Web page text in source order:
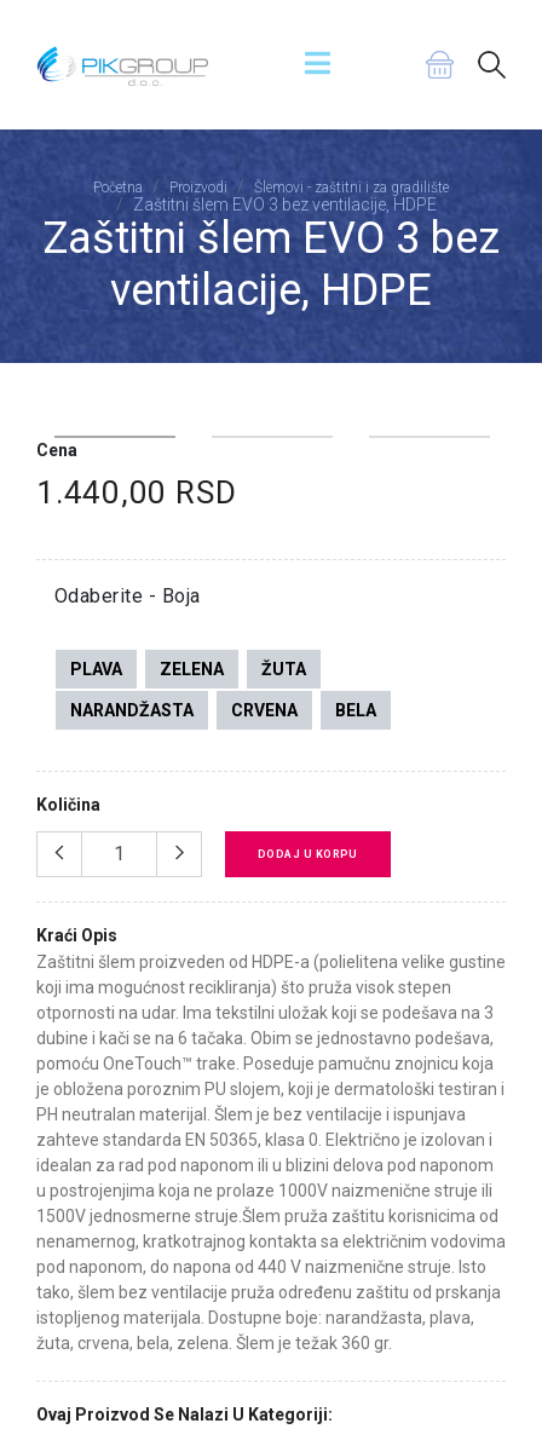
Početna Proizvodi Šlemovi - zaštitni i za gradilište
Zaštitni šlem EVO 3 bez ventilacije, HDPE
Zaštitni šlem EVO 3 bez
ventilacije, HDPE
Cena
1.440,00 RSD
Odaberite - Boja
PLAVA ZELENA ŽUTA
NARANDŽASTA CRVENA BELA
Količina
DODAJ U KORPU
Kraći Opis
Zaštitni šlem proizveden od HDPE-a (polielitena velike gustine
koji ima mogućnost recikliranja) što pruža visok stepen
otpornosti na udar. Ima tekstilni uložak koji se podešava na 3
dubine i kači se na 6 tačaka. Obim se jednostavno podešava,
pomoću OneTouch™ trake. Poseduje pamučnu znojnicu koja
je obložena poroznim PU slojem, koji je dermatološki testiran i
PH neutralan materijal. Šlem je bez ventilacije i ispunjava
zahteve standarda EN 50365, klasa 0. Električno je izolovan i
idealan za rad pod naponom ili u blizini delova pod naponom
u postrojenjima koja ne prolaze 1000V naizmenične struje ili
1500V jednosmerne struje.Šlem pruža zaštitu korisnicima od
nenamernog, kratkotrajnog kontakta sa električnim vodovima
pod naponom, do napona od 440 V naizmenične struje. Isto
tako, šlem bez ventilacije pruža određenu zaštitu od prskanja
istopljenog materijala. Dostupne boje: narandžasta, plava,
žuta, crvena, bela, zelena. Šlem je težak 360 gr.
Ovaj Proizvod Se Nalazi U Kategoriji: